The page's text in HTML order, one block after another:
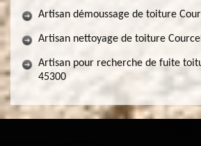
Artisan démoussage de toiture
Artisan nettoyage de toiture
Artisan pour recherche de fuite
45300